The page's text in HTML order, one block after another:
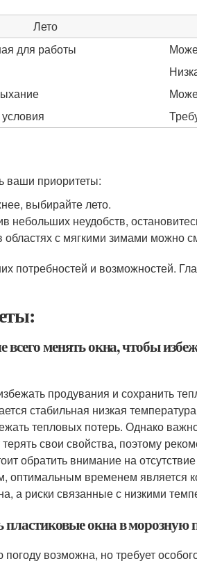
Лето
для работы
ваши приоритеты:
выбирайте лето.
небольших неудобств,
с мягкими зимами можно
потребностей и возможностей.
менять окна, чтобы
продувания и сохранить
стабильная низкая
тепловых потерь. Однако
свои свойства, поэтому
обратить внимание на
оптимальным временем является
а риски связанные с низкими
окна в морозную
возможна, но требует